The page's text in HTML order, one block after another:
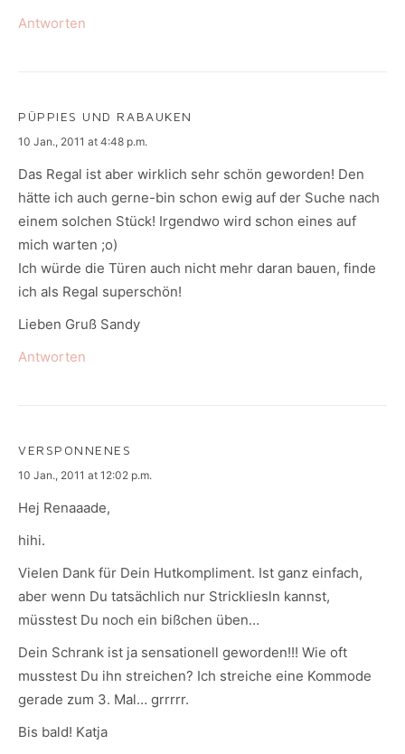
Antworten
PÜPPIES UND RABAUKEN
says:
10 Jan., 2011 at 4:48 p.m.
Das Regal ist aber wirklich sehr schön geworden! Den
hätte ich auch gerne-bin schon ewig auf der Suche nach
einem solchen Stück! Irgendwo wird schon eines auf
mich warten ;o)
Ich würde die Türen auch nicht mehr daran bauen, finde
ich als Regal superschön!
Lieben Gruß Sandy
Antworten
VERSPONNENES
says:
10 Jan., 2011 at 12:02 p.m.
Hej Renaaade,
hihi.
Vielen Dank für Dein Hutkompliment. Ist ganz einfach,
aber wenn Du tatsächlich nur Strickliesln kannst,
müsstest Du noch ein bißchen üben…
Dein Schrank ist ja sensationell geworden!!! Wie oft
musstest Du ihn streichen? Ich streiche eine Kommode
gerade zum 3. Mal… grrrrr.
Bis bald! Katja